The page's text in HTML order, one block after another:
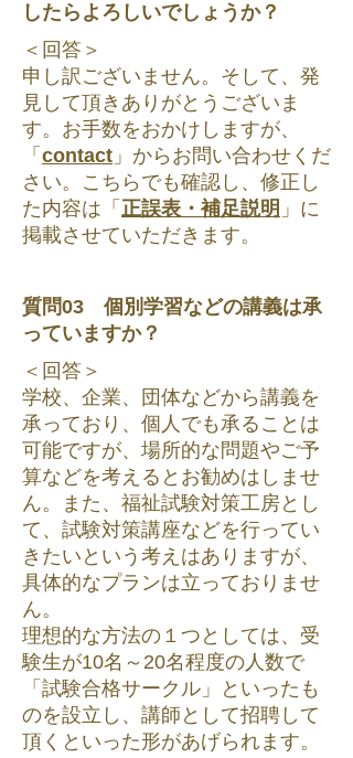
したらよろしいでしょうか？
＜回答＞
申し訳ございません。そして、発
見して頂きありがとうございま
す。お手数をおかけしますが、
「 contact 」からお問い合わせくだ
さい。こちらでも確認し、修正し
た内容は「 正誤表・補足説明 」に
掲載させていただきます。
質問03 個別学習などの講義は承
っていますか？
＜回答＞
学校、企業、団体などから講義を
承っており、個人でも承ることは
可能ですが、場所的な問題やご予
算などを考えるとお勧めはしませ
ん。また、福祉試験対策工房とし
て、試験対策講座などを行ってい
きたいという考えはありますが、
具体的なプランは立っておりませ
ん。
理想的な方法の１つとしては、受
験生が10名～20名程度の人数で
「試験合格サークル」といったも
のを設立し、講師として招聘して
頂くといった形があげられます。